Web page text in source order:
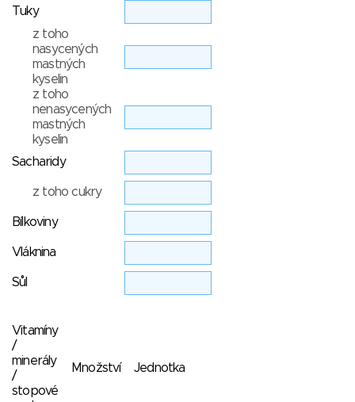
Tuky
z toho
nasycených
mastných
kyselin
z toho
nenasycených
mastných
kyselin
Sacharidy
z toho cukry
Bílkoviny
Vláknina
Sůl
Vitamíny
/
minerály
/
stopové
Množství Jednotka